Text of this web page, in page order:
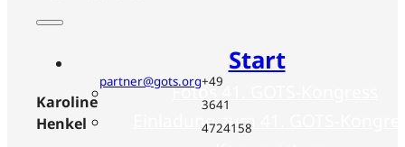
Start
Fotos 41. GOTS-Kongress
Einladung zum 41. GOTS-
Karoline
Henkel
partner@gots.org+49
3641
4724158